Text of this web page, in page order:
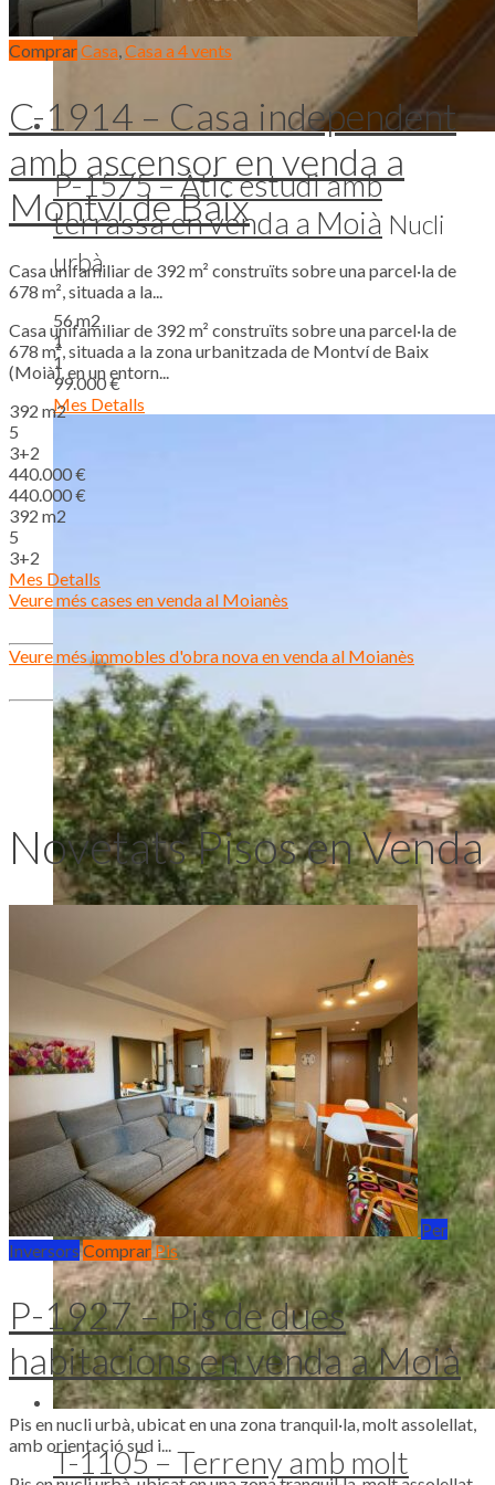
P-1575 – Àtic estudi amb
terrassa en venda a Moià Nucli
urbà
56 m2
1
1
99.000 €
Mes Detalls
T-1105 – Terreny amb molt
ComprarCasa,Casa a 4 vents
C-1914 – Casa independent
amb ascensor en venda a
Montví de Baix
Casa unifamiliar de 392 m² construïts sobre una parcel·la de
678 m², situada a la...
Casa unifamiliar de 392 m² construïts sobre una parcel·la de
678 m², situada a la zona urbanitzada de Montví de Baix
(Moià), en un entorn...
392 m2
5
3+2
440.000 €
440.000 €
392 m2
5
3+2
Mes Detalls
Veure més cases en venda al Moianès
Veure més immobles d'obra nova en venda al Moianès
Novetats Pisos en Venda
Per
Inversors ComprarPis
P-1927 – Pis de dues
habitacions en venda a Moià
Pis en nucli urbà, ubicat en una zona tranquil·la, molt assolellat,
amb orientació sud i...